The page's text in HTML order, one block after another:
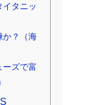
タニッ
か？（海
ーズで富